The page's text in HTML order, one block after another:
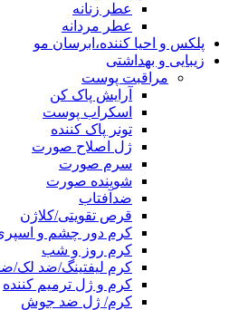
عطر زنانه
عطر مردانه
پلکس و احیا کننده،ابرسان مو
زیبایی و بهداشتی
مراقبت پوست
آرایش پاک کن
اسکراب پوست
تونر پاک کننده
ژل اصلاح صورت
سرم صورت
شوینده صورت
ضدآفتاب
قرص تقویتی/کلاژن
کرم دور چشم و
کرم روز و شب
کرم لیفتینگ/ضد لک/
کرم و ژل ترمیم کننده
کرم/ ژل ضد جوش